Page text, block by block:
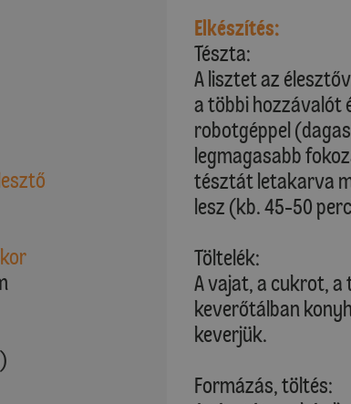
Elkészítés:
Tészta:
A lisztet az
a többi hozzávalót
robotgéppel
legmagasabb
tésztát letakarva
lesz (kb. 45-50
Töltelék:
A vajat, a cukrot,
keverőtálban
keverjük.
Formázás, töltés: